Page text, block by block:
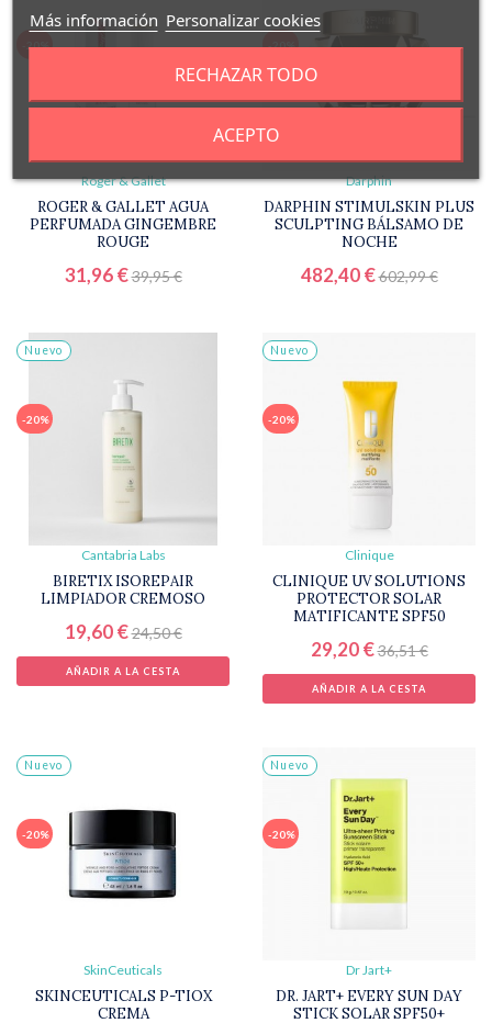
-20%
Roger & Gallet
ROGER & GALLET AGUA
PERFUMADA GINGEMBRE
ROUGE
31,96 €39,95 €
-20%
Darphin
DARPHIN STIMULSKIN PLUS
SCULPTING BÁLSAMO DE
NOCHE
482,40 €602,99 €
Nuevo
-20%
Cantabria Labs
BIRETIX ISOREPAIR
LIMPIADOR CREMOSO
19,60 €24,50 €
AÑADIR A LA CESTA
Nuevo
-20%
Clinique
CLINIQUE UV SOLUTIONS
PROTECTOR SOLAR
MATIFICANTE SPF50
29,20 €36,51 €
AÑADIR A LA CESTA
Nuevo
-20%
SkinCeuticals
SKINCEUTICALS P-TIOX
CREMA
Nuevo
-20%
Dr Jart+
DR. JART+ EVERY SUN DAY
STICK SOLAR SPF50+
Más información Personalizar cookies
RECHAZAR TODO
ACEPTO